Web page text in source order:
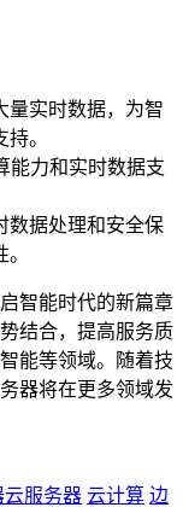
量实时数据，为智
。
能力和实时数据支
数据处理和安全保
智能时代的新篇章
结合，提高服务质
能等领域。随着技
器将在更多领域发
云服务器 云计算 边